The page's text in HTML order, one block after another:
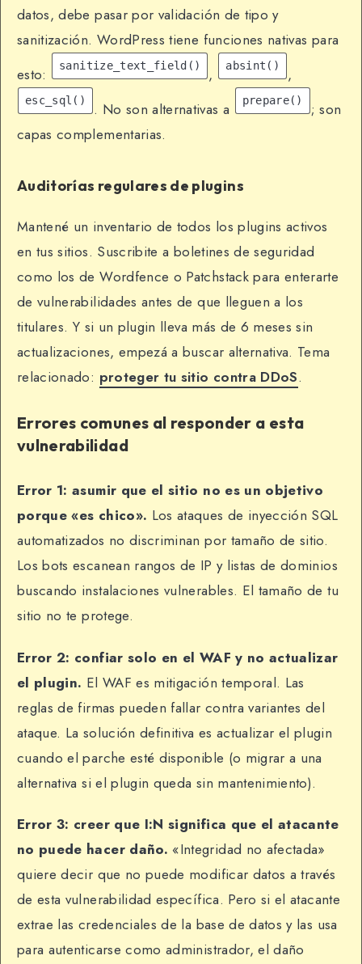
datos, debe pasar por validación de tipo y
sanitización. WordPress tiene funciones nativas para
esto:
sanitize_text_field() , absint() ,
esc_sql() . No son alternativas a prepare()
; son
capas complementarias.
Auditorías regulares de plugins
Mantené un inventario de todos los plugins activos
en tus sitios. Suscribite a boletines de seguridad
como los de Wordfence o Patchstack para enterarte
de vulnerabilidades antes de que lleguen a los
titulares. Y si un plugin lleva más de 6 meses sin
actualizaciones, empezá a buscar alternativa. Tema
relacionado: proteger tu sitio contra DDoS.
Errores comunes al responder a esta
vulnerabilidad
Error 1: asumir que el sitio no es un objetivo
porque «es chico». Los ataques de inyección SQL
automatizados no discriminan por tamaño de sitio.
Los bots escanean rangos de IP y listas de dominios
buscando instalaciones vulnerables. El tamaño de tu
sitio no te protege.
Error 2: confiar solo en el WAF y no actualizar
el plugin. El WAF es mitigación temporal. Las
reglas de firmas pueden fallar contra variantes del
ataque. La solución definitiva es actualizar el plugin
cuando el parche esté disponible (o migrar a una
alternativa si el plugin queda sin mantenimiento).
Error 3: creer que I:N significa que el atacante
no puede hacer daño. «Integridad no afectada»
quiere decir que no puede modificar datos a través
de esta vulnerabilidad específica. Pero si el atacante
extrae las credenciales de la base de datos y las usa
para autenticarse como administrador, el daño